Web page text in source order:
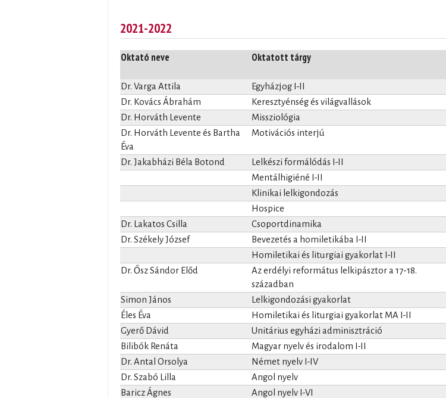
2021-2022
Oktató neve Oktatott tárgy
Dr. Varga Attila Egyházjog I-II
Dr. Kovács Ábrahám
Keresztyénség és világvallások
Dr. Horváth Levente
Missziológia
Dr. Horváth Levente és Bartha
Éva
Motivációs interjú
Dr. Jakabházi Béla Botond Lelkészi formálódás I-II
Mentálhigiéné I-II
Klinikai lelkigondozás
Hospice
Dr. Lakatos Csilla
Csoportdinamika
Dr. Székely József
Bevezetés a homiletikába I-II
Homiletikai és liturgiai gyakorlat I-II
Dr. Ősz Sándor Előd
Az erdélyi református lelkipásztor a 17-18.
században
Simon János Lelkigondozási gyakorlat
Éles Éva
Homiletikai és liturgiai gyakorlat MA I-II
Gyerő Dávid
Unitárius egyházi adminisztráció
Bilibók Renáta
Magyar nyelv és irodalom I-II
Dr. Antal Orsolya
Német nyelv I-IV
Dr. Szabó Lilla
Angol nyelv
Baricz Ágnes
Angol nyelv I-VI